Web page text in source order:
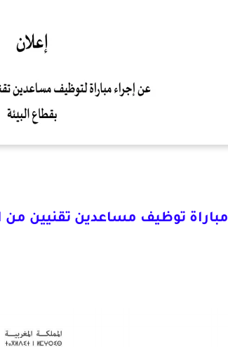
مباراة توظيف مساعدين تقنيين من